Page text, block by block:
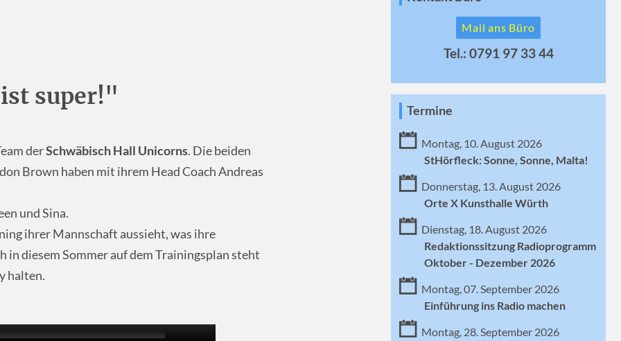
super!"
derSchwäbisch Hall Unicorns. Die beiden
Brown haben mit ihrem Head Coach Andreas
und Sina.
ihrer Mannschaft aussieht, was ihre
diesem Sommer auf dem Trainingsplan steht
halten.
Mail ans Büro
Tel.: 0791 97 33 44
Termine
Montag, 10. August 2026
StHörfleck: Sonne, Sonne, Malta!
Donnerstag, 13. August 2026
Orte X Kunsthalle Würth
Dienstag, 18. August 2026
Redaktionssitzung Radioprogramm
Oktober - Dezember 2026
Montag, 07. September 2026
Einführung ins Radio machen
Montag, 28. September 2026